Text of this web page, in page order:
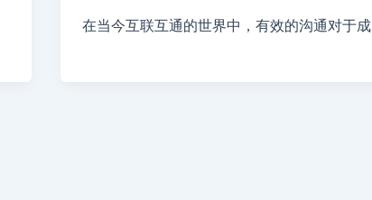
在当今互联互通的世界中，有效的沟通对于成